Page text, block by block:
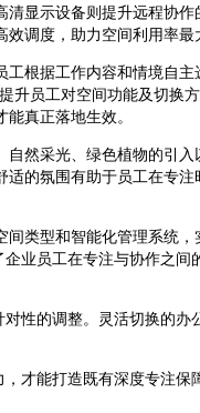
显示设备则提升远程协
调度，助力空间利用率最
根据工作内容和情境自主
升员工对空间功能及切换
真正落地生效。
然采光、绿色植物的引
的氛围有助于员工在专
类型和智能化管理系统，
业员工在专注与协作之间
性的调整。灵活切换的办
才能打造既有深度专注保